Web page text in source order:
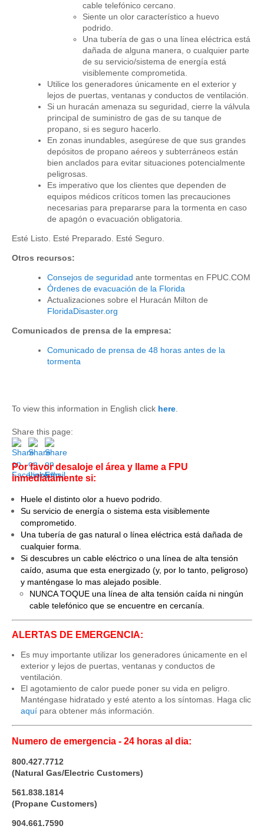
cable telefónico cercano.
Siente un olor característico a huevo
podrido.
Una tubería de gas o una línea eléctrica está
dañada de alguna manera, o cualquier parte
de su servicio/sistema de energía está
visiblemente comprometida.
Utilice los generadores únicamente en el exterior y
lejos de puertas, ventanas y conductos de ventilación.
Si un huracán amenaza su seguridad, cierre la válvula
principal de suministro de gas de su tanque de
propano, si es seguro hacerlo.
En zonas inundables, asegúrese de que sus grandes
depósitos de propano aéreos y subterráneos están
bien anclados para evitar situaciones potencialmente
peligrosas.
Es imperativo que los clientes que dependen de
equipos médicos críticos tomen las precauciones
necesarias para prepararse para la tormenta en caso
de apagón o evacuación obligatoria.
Esté Listo. Esté Preparado. Esté Seguro.
Otros recursos:
Consejos de seguridad ante tormentas en FPUC.COM
Órdenes de evacuación de la Florida
Actualizaciones sobre el Huracán Milton de
FloridaDisaster.org
Comunicados de prensa de la empresa:
Comunicado de prensa de 48 horas antes de la
tormenta
To view this information in English click here
Share this page:
Por favor desaloje el área y llame a FPU
inmediatamente si:
Huele el distinto olor a huevo podrido.
Su servicio de energía o sistema esta visiblemente
comprometido.
Una tubería de gas natural o línea eléctrica está dañada de
cualquier forma.
Si descubres un cable eléctrico o una línea de alta tensión
caído, asuma que esta energizado (y, por lo tanto, peligroso)
y manténgase lo mas alejado posible.
NUNCA TOQUE una línea de alta tensión caída ni ningún
cable telefónico que se encuentre en cercanía.
ALERTAS DE EMERGENCIA:
Es muy importante utilizar los generadores únicamente en el
exterior y lejos de puertas, ventanas y conductos de
ventilación.
El agotamiento de calor puede poner su vida en peligro.
Manténgase hidratado y esté atento a los síntomas. Haga clic
aquí para obtener más información.
Numero de emergencia - 24 horas al dia:
800.427.7712
(Natural Gas/Electric Customers)
561.838.1814
(Propane Customers)
904.661.7590